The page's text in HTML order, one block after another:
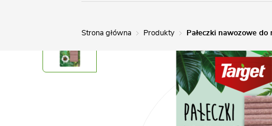
Strona główna Produkty Pałeczki nawozowe do